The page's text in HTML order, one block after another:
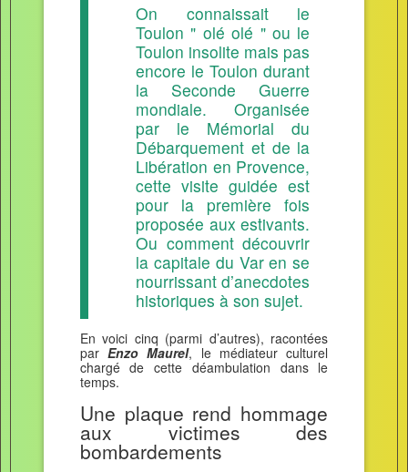
On connaissait le
Toulon " olé olé " ou le
Toulon insolite mais pas
encore le Toulon durant
la Seconde Guerre
mondiale. Organisée
par le Mémorial du
Débarquement et de la
Libération en Provence,
cette visite guidée est
pour la première fois
proposée aux estivants.
Ou comment découvrir
la capitale du Var en se
nourrissant d’anecdotes
historiques à son sujet.
En voici cinq (parmi d’autres), racontées
par Enzo Maurel, le médiateur culturel
chargé de cette déambulation dans le
temps.
Une plaque rend hommage
aux victimes des
bombardements